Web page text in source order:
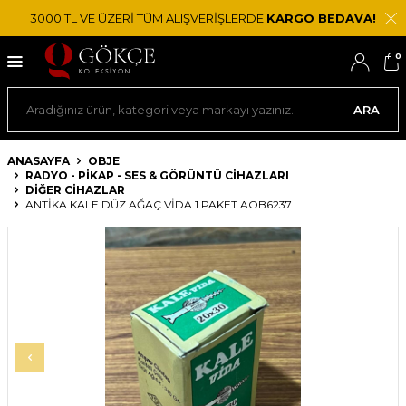
3000 TL VE ÜZERİ TÜM ALIŞVERİŞLERDE KARGO BEDAVA!
ARA
0
ANASAYFA
OBJE
RADYO - PIKAP - SES & GÖRÜNTÜ CIHAZLARI
DIĞER CIHAZLAR
ANTIKA KALE DÜZ AĞAÇ VIDA 1 PAKET AOB6237